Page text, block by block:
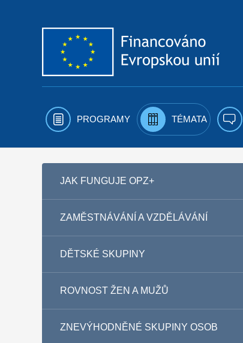
PROGRAMY TÉMATA
JAK FUNGUJE OPZ+
ZAMĚSTNÁVÁNÍ A VZDĚLÁVÁNÍ
DĚTSKÉ SKUPINY
ROVNOST ŽEN A MUŽŮ
ZNEVÝHODNĚNÉ SKUPINY OSOB